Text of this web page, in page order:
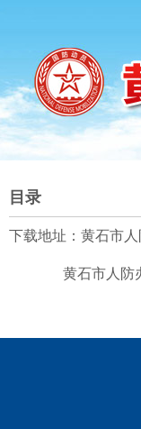
目录
下载地址： 黄石市人
黄石市人防